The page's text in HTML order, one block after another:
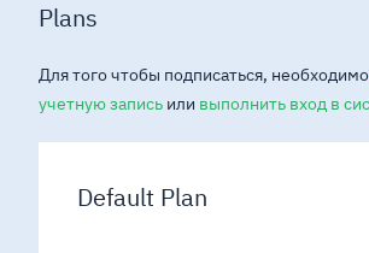
Plans
Для того чтобы подписаться, необходимо
учетную запись или выполнить вход в
Default Plan